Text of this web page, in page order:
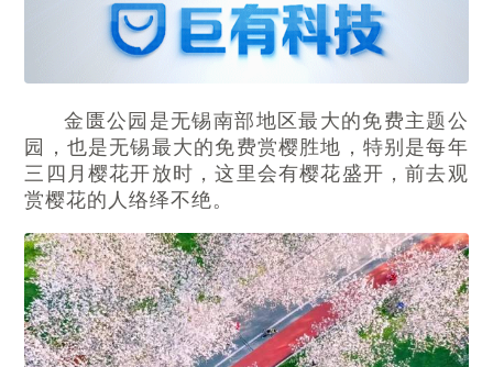
金匮公园是无锡南部地区最大的免费主题公
园，也是无锡最大的免费赏樱胜地，特别是每年
三四月樱花开放时，这里会有樱花盛开，前去观
赏樱花的人络绎不绝。